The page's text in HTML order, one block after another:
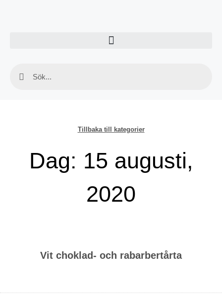
Tillbaka till kategorier
Dag: 15 augusti,
2020
Vit choklad- och rabarbertårta